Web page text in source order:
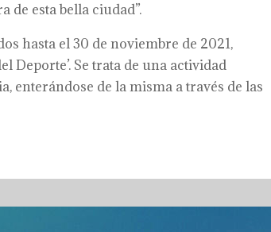
de esta bella ciudad”.
hasta el 30 de noviembre de 2021,
Deporte’. Se trata de una actividad
de la misma a través de las